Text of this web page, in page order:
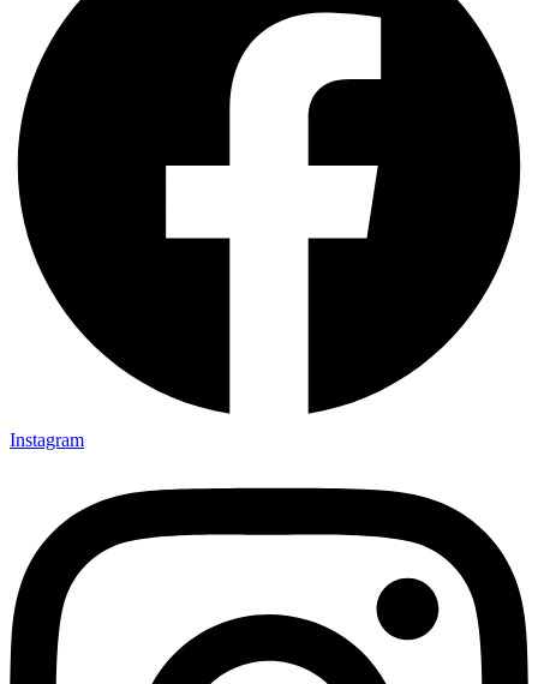
Instagram